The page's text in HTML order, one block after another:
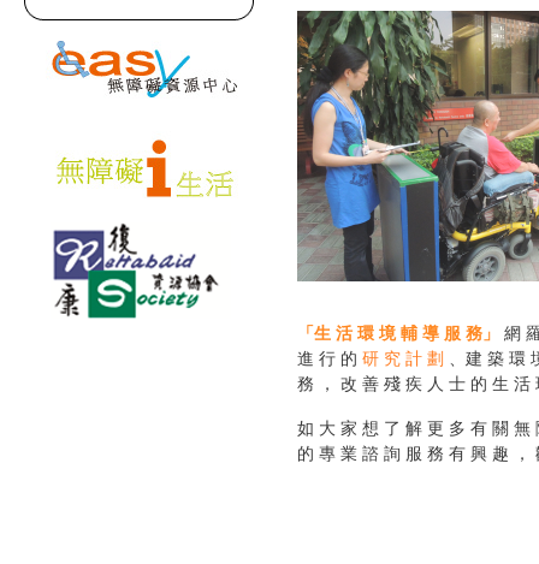
「生 活 環 境 輔 導 服 務」
網
進 行 的 研 究 計 劃
、建 築 環
務 ， 改 善 殘 疾 人 士 的 生 活
如 大 家 想 了 解 更 多 有 關
的 專 業 諮 詢 服 務 有 興 趣 ，